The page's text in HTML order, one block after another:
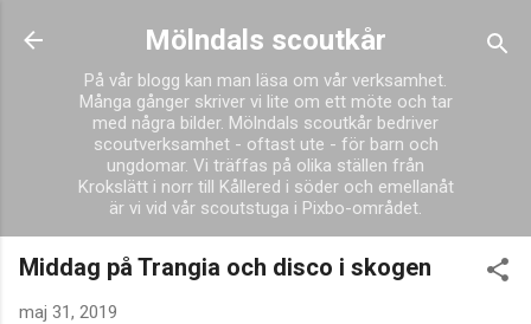
Fortsätt till huvudinnehåll
Mölndals scoutkår
På vår blogg kan man läsa om vår verksamhet.
Många gånger skriver vi lite om ett möte och tar
med några bilder. Mölndals scoutkår bedriver
scoutverksamhet - oftast ute - för barn och
ungdomar. Vi träffas på olika ställen från
Krokslätt i norr till Kållered i söder och emellanåt
är vi vid vår scoutstuga i Pixbo-området.
Middag på Trangia och disco i skogen
maj 31, 2019